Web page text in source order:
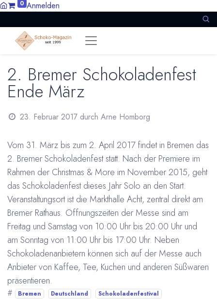
0 Anmelden
2. Bremer Schokoladenfest
Ende März
23. Februar 2017 durch Arne Homborg
Vom 31. März bis zum 2. April 2017 findet in Bremen das
2. Bremer Schokoladenfest statt. Nach der Premiere im
Rahmen der Christmas & More im November 2015, geht
das Schokoladenfest dieses Jahr Solo an den Start.
Veranstaltungsort ist die Markthalle Acht, zentral direkt am
Bremer Rathaus. Öffnungszeiten der Messe sind am
Freitag und Samstag von 10:00 Uhr bis 20:00 Uhr und
am Sonntag von 11:00 Uhr bis 17:00 Uhr. Neben
Schokoladenanbietern können sich auf der Messe auch
Anbieter von Kaffee, Tee, Kuchen und anderen Süßwaren
präsentieren.
# Bremen Deutschland Schokoladenfestival